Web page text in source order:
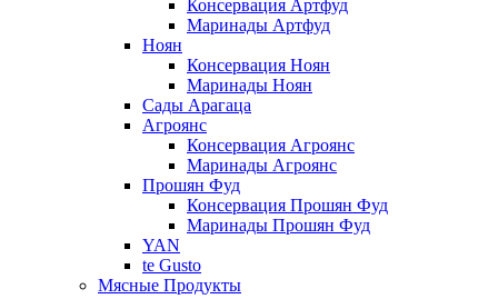
Консервация Артфуд
Маринады Артфуд
Ноян
Консервация Ноян
Маринады Ноян
Сады Арагаца
Агроянс
Консервация Агроянс
Маринады Агроянс
Прошян Фуд
Консервация Прошян Фуд
Маринады Прошян Фуд
YAN
te Gusto
Мясные Продукты